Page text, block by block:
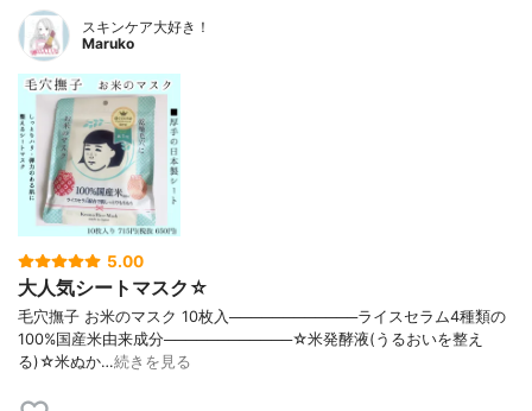
スキンケア大好き！
Maruko
5.00
大人気シートマスク☆
毛穴撫子 お米のマスク 10枚入────────────ライスセラム4種類の
100%国産米由来成分────────────☆米発酵液(うるおいを整え
る)☆米ぬか…続きを見る